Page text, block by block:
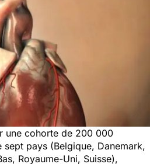
une cohorte de 200 000
pays (Belgique, Danemark,
Royaume-Uni, Suisse),